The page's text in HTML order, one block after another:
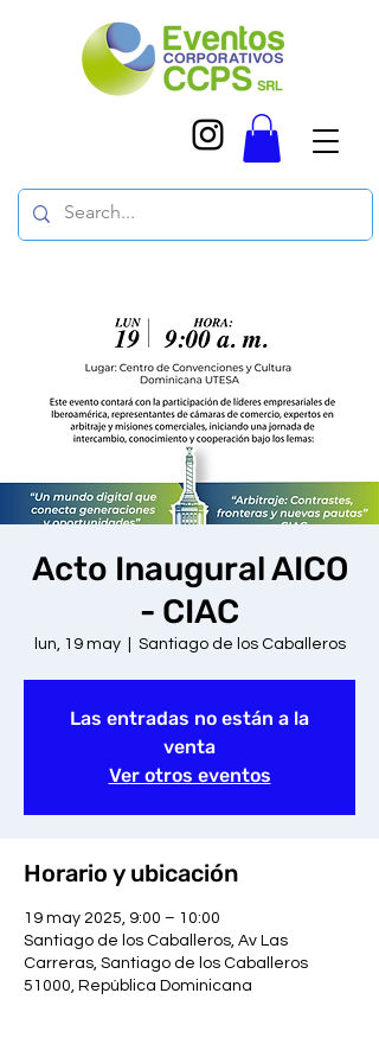
Acto Inaugural AICO
- CIAC
lun, 19 may
  |
Santiago de los Caballeros
Las entradas no están a la
venta
Ver otros eventos
Horario y ubicación
19 may 2025, 9:00 – 10:00
Santiago de los Caballeros, Av Las
Carreras, Santiago de los Caballeros
51000, República Dominicana